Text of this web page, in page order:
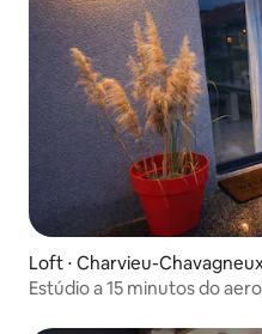
Loft ⋅ Charvieu-Chavagneux
Estúdio a 15 minutos do